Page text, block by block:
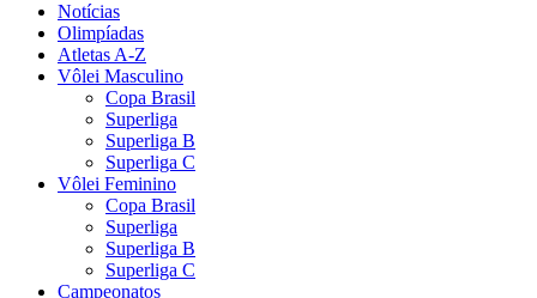
Notícias
Olimpíadas
Atletas A-Z
Vôlei Masculino
Copa Brasil
Superliga
Superliga B
Superliga C
Vôlei Feminino
Copa Brasil
Superliga
Superliga B
Superliga C
Campeonatos